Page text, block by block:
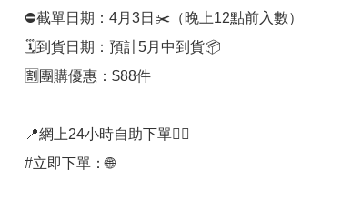
⛔️截單日期：4月3日✂️（晚上12點前入數）
🗓️到貨日期：預計5月中到貨📦
🈹團購優惠：$88件
📍網上24小時自助下單👍🏻
#立即下單：🌐